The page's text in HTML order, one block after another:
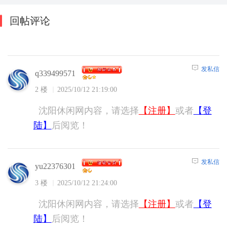
回帖评论
q339499571
2 楼 2025/10/12 21:19:00
发私信
沈阳休闲网内容，请选择 【注册】 或者 【登
陆】
后阅览！
yu22376301
3 楼 2025/10/12 21:24:00
发私信
沈阳休闲网内容，请选择 【注册】 或者 【登
陆】
后阅览！